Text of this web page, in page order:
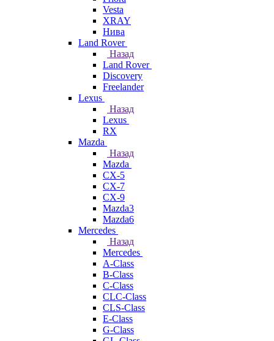
Vesta
XRAY
Нива
Land Rover
Назад
Land Rover
Discovery
Freelander
Lexus
Назад
Lexus
RX
Mazda
Назад
Mazda
CX-5
CX-7
CX-9
Mazda3
Mazda6
Mercedes
Назад
Mercedes
A-Class
B-Class
C-Class
CLC-Class
CLS-Class
E-Class
G-Class